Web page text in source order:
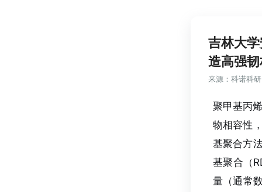
吉林大
造高强
来源： 科诺科研
聚甲基丙
物相容性
基聚合方
基聚合（
量（通常